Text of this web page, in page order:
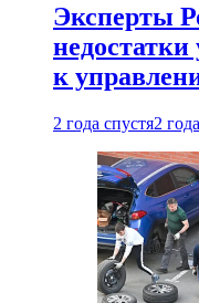
Эксперты
недостатки
к
2 года спустя2